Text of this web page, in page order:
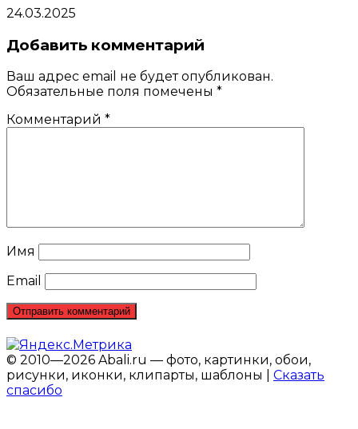
24.03.2025
Добавить комментарий
Ваш адрес email не будет опубликован.
Обязательные поля помечены *
Комментарий *
Имя
Email
© 2010—2026 Abali.ru — фото, картинки, обои,
рисунки, иконки, клипарты, шаблоны | Сказать
спасибо